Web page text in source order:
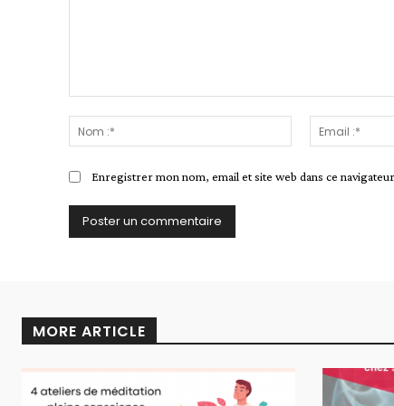
:*
Enregistrer mon nom, email et site web dans ce
MORE ARTICLE